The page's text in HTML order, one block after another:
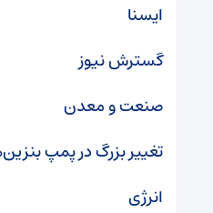
ایسنا
گسترش نیوز
صنعت و معدن
تغییر بزرگ در پمپ
انرژی